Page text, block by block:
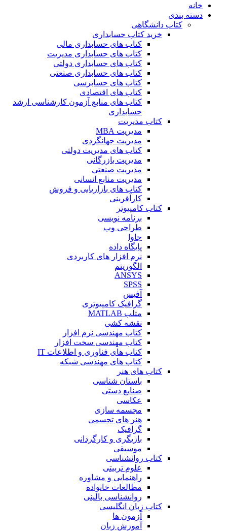
خانه
دسته بندی
کتاب دانشگاهی
خرید کتاب حسابداری
کتاب های حسابداری مالی
کتاب های حسابداری مدیریت
کتاب های حسابداری دولتی
کتاب های حسابداری صنعتی
کتاب های حسابرسی
کتاب های اقتصادی
کتاب های منابع آزمون کارشناسی ارشد
حسابداری
کتاب مدیریت
مدیریت MBA
مدیریت جهانگردی
کتاب های مدیریت دولتی
مدیریت بازرگانی
مدیریت صنعتی
مدیریت منابع انسانی
کتاب های بازاریابی و فروش
کارآفرینی
کتاب کامپیوتر
برنامه نویسی
طراحی وب
جاوا
پایگاه داده
نرم افزار های کاربردی
الگوریتم
ANSYS
SPSS
آفیس
گرافیک کامپیوتری
متلب MATLAB
نقشه کشی
کتاب مهندسی نرم افزار
کتاب مهندسی سخت افزار
کتاب های فناوری و اطلاعات IT
کتاب های مهندسی شبکه
کتاب های هنر
باستان شناسی
صنایع دستی
عکاسی
مجسمه سازی
هنر های تجسمی
گرافیک
بازیگری و کارگردانی
موسیقی
کتاب روانشناسی
علوم تربیتی
راهنمایی و مشاوره
مطالعات خانواده
روانشناسی بالینی
کتاب زبان انگلیسی
آزمون ها
آموزش زبان